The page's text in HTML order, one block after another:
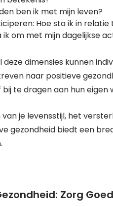
ben ik met mijn leven?
Hoe sta ik in relatie
ik om met mijn dagelijkse
dimensies kunnen
naar positieve
te dragen aan hun eigen
je levensstijl, het
gezondheid biedt een
Zorg